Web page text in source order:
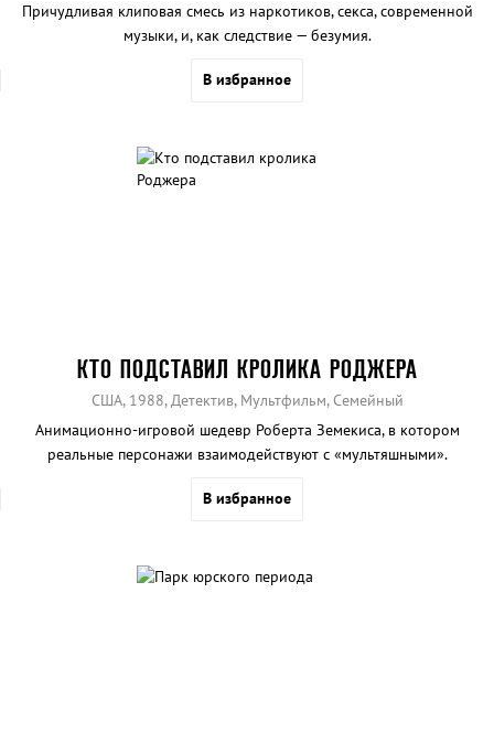
Причудливая клиповая смесь из наркотиков, секса, современной
музыки, и, как следствие — безумия.
В избранное
КТО ПОДСТАВИЛ КРОЛИКА РОДЖЕРА
США, 1988, Детектив, Мультфильм, Семейный
Анимационно-игровой шедевр Роберта Земекиса, в котором
реальные персонажи взаимодействуют с «мультяшными».
В избранное